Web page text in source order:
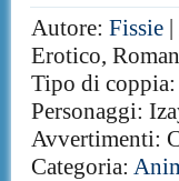
Autore:Fissie
Erotico,
Tipo di coppia:
Personaggi:
Avvertimenti:
Categoria: